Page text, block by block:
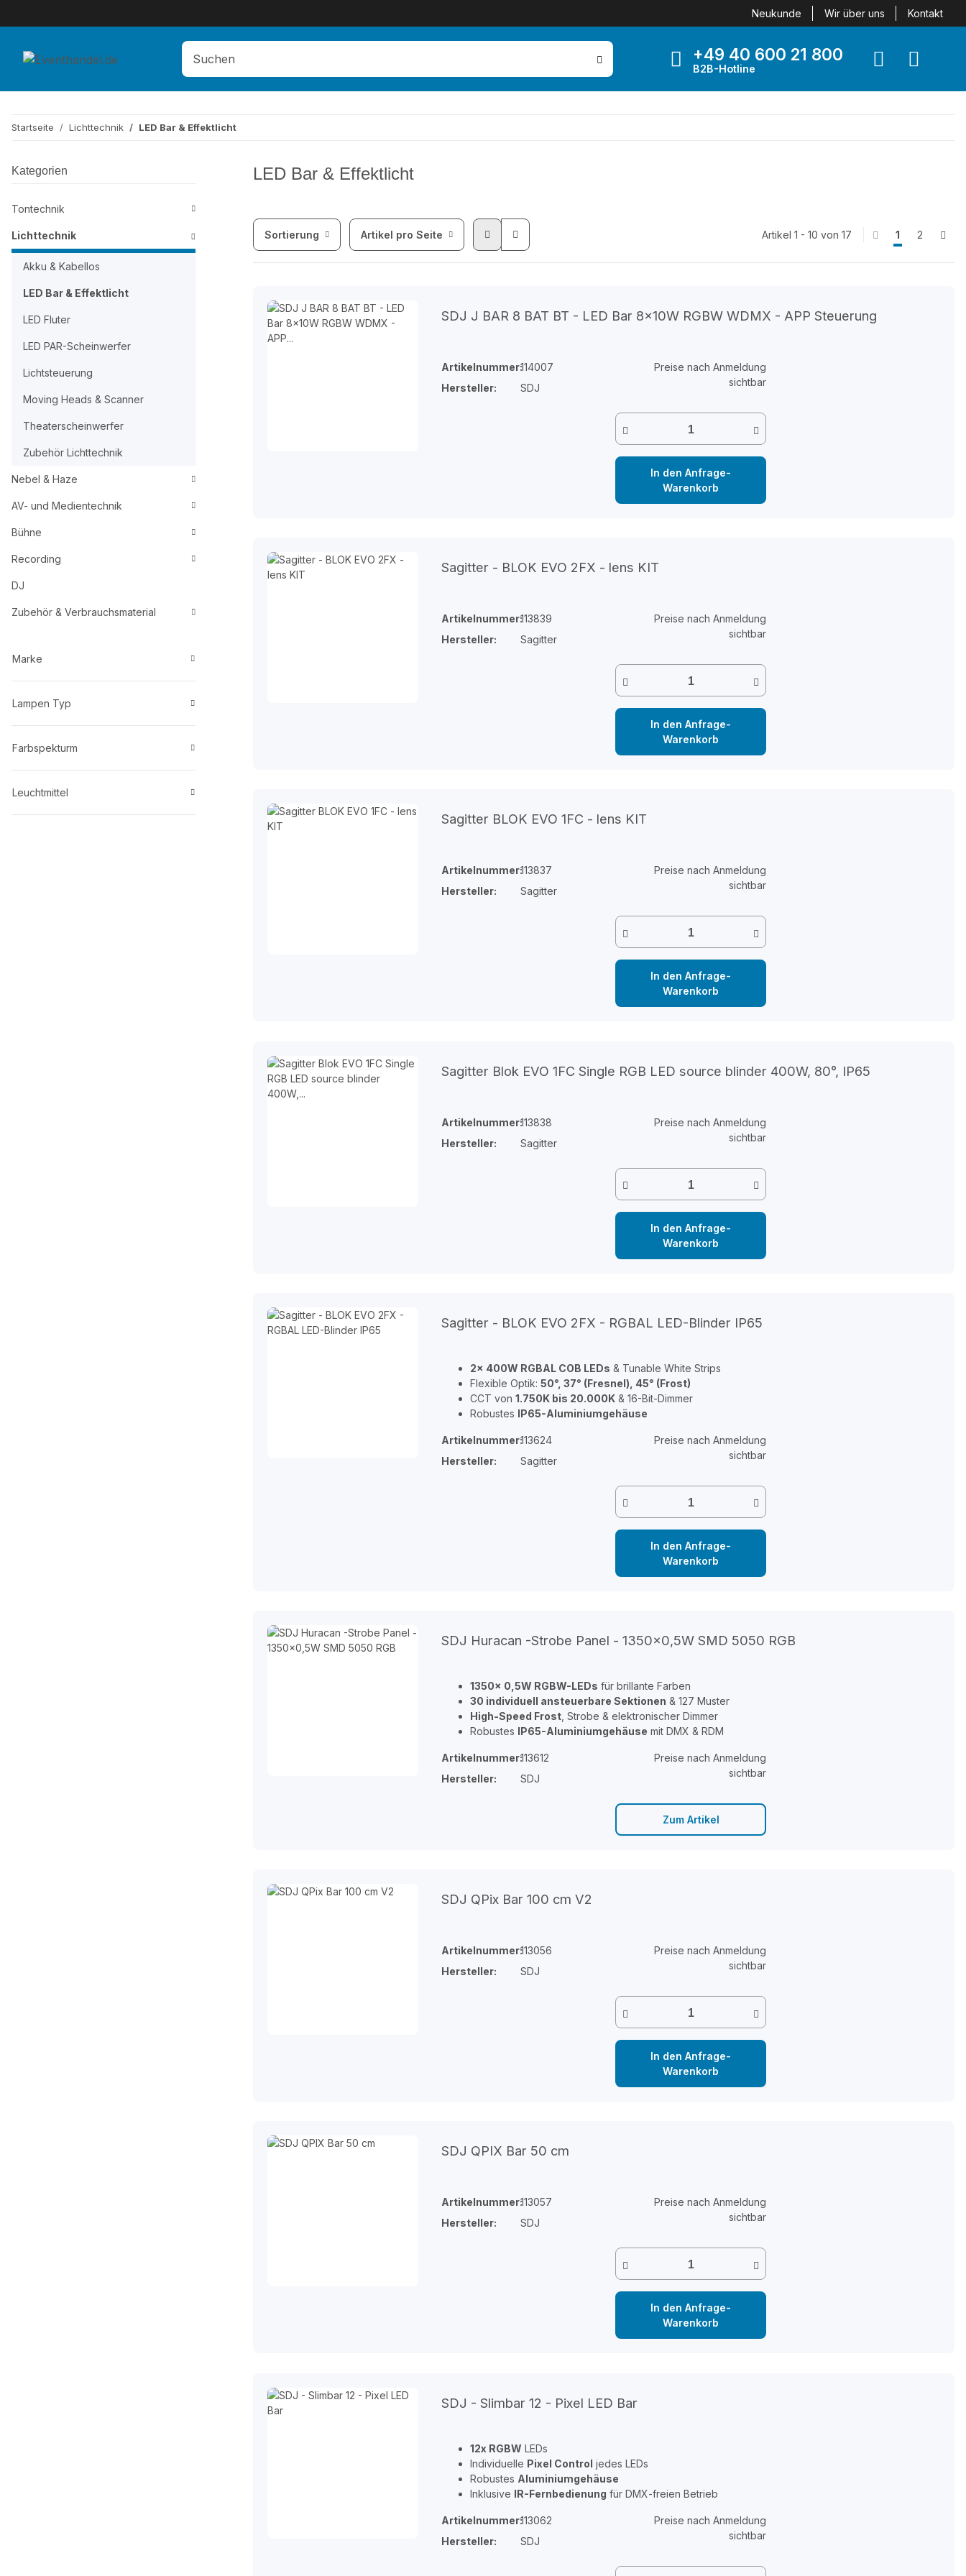
Neukunde Wir über uns Kontakt
+49 40 600 21 800
B2B-Hotline
Startseite Lichttechnik LED Bar & Effektlicht
LED Bar & Effektlicht
Sortierung Artikel pro Seite Artikel 1 - 10 von 17 1 2
SDJ J BAR 8 BAT BT - LED Bar 8x10W RGBW WDMX - APP Steuerung
Artikelnummer:114007
Hersteller:
SDJ
Preise nach Anmeldung
sichtbar
In den Anfrage-
Warenkorb
Sagitter - BLOK EVO 2FX - lens KIT
Artikelnummer:113839
Hersteller:
Sagitter
Preise nach Anmeldung
sichtbar
In den Anfrage-
Warenkorb
Sagitter BLOK EVO 1FC - lens KIT
Artikelnummer:113837
Hersteller:
Sagitter
Preise nach Anmeldung
sichtbar
In den Anfrage-
Warenkorb
Sagitter Blok EVO 1FC Single RGB LED source blinder 400W, 80°, IP65
Artikelnummer:113838
Hersteller:
Sagitter
Preise nach Anmeldung
sichtbar
In den Anfrage-
Warenkorb
Sagitter - BLOK EVO 2FX - RGBAL LED-Blinder IP65
2x 400W RGBAL COB LEDs & Tunable White Strips
Flexible Optik: 50°, 37° (Fresnel), 45° (Frost)
CCT von 1.750K bis 20.000K & 16-Bit-Dimmer
Robustes IP65-Aluminiumgehäuse
Artikelnummer:113624
Hersteller:
Sagitter
Preise nach Anmeldung
sichtbar
In den Anfrage-
Warenkorb
SDJ Huracan -Strobe Panel - 1350x0,5W SMD 5050 RGB
1350x 0,5W RGBW-LEDs für brillante Farben
30 individuell ansteuerbare Sektionen & 127 Muster
High-Speed Frost , Strobe & elektronischer Dimmer
Robustes IP65-Aluminiumgehäuse mit DMX & RDM
Artikelnummer:113612
Hersteller:
SDJ
Preise nach Anmeldung
sichtbar
Zum Artikel
SDJ QPix Bar 100 cm V2
Artikelnummer:113056
Hersteller:
SDJ
Preise nach Anmeldung
sichtbar
In den Anfrage-
Warenkorb
SDJ QPIX Bar 50 cm
Artikelnummer:113057
Hersteller:
SDJ
Preise nach Anmeldung
sichtbar
In den Anfrage-
Warenkorb
SDJ - Slimbar 12 - Pixel LED Bar
12x RGBW LEDs
Individuelle Pixel Control jedes LEDs
Robustes Aluminiumgehäuse
Inklusive IR-Fernbedienung für DMX-freien Betrieb
Artikelnummer:113062
Hersteller:
SDJ
Preise nach Anmeldung
sichtbar
Kategorien
Tontechnik
Lichttechnik
Akku & Kabellos
LED Bar & Effektlicht
LED Fluter
LED PAR-Scheinwerfer
Lichtsteuerung
Moving Heads & Scanner
Theaterscheinwerfer
Zubehör Lichttechnik
Nebel & Haze
AV- und Medientechnik
Bühne
Recording
DJ
Zubehör & Verbrauchsmaterial
Marke
Lampen Typ
Farbspekturm
Leuchtmittel